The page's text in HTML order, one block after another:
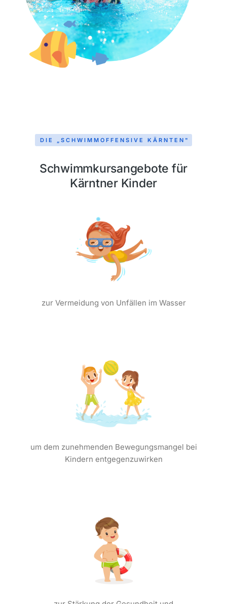
DIE „SCHWIMMOFFENSIVE KÄRNTEN"
Schwimmkursangebote für
Kärntner Kinder
zur Vermeidung von Unfällen im Wasser
um dem zunehmenden Bewegungsmangel bei
Kindern entgegenzuwirken